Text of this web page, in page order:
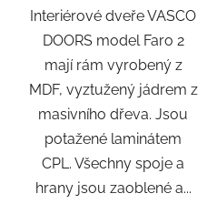
Interiérové dveře VASCO
DOORS model Faro 2
mají rám vyrobený z
MDF, vyztužený jádrem z
masivního dřeva. Jsou
potažené laminátem
CPL. Všechny spoje a
hrany jsou zaoblené a...